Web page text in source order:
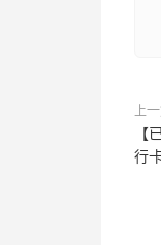
上
【
行